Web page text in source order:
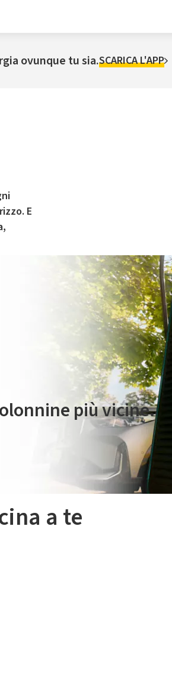
ovunque tu sia.SCARICA L'APP
E
è gestito da Plenitude On The Road
più vicine.
a te